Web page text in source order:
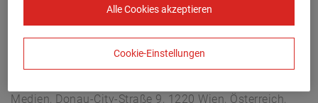
Medien, Donau-City-Straße 9, 1220 Wien, Österreich,
Alle Cookies akzeptieren
Cookie-Einstellungen